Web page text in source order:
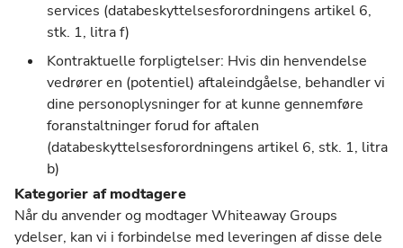
services (databeskyttelsesforordningens artikel 6,
stk. 1, litra f)
Kontraktuelle forpligtelser: Hvis din henvendelse
vedrører en (potentiel) aftaleindgåelse, behandler vi
dine personoplysninger for at kunne gennemføre
foranstaltninger forud for aftalen
(databeskyttelsesforordningens artikel 6, stk. 1, litra
b)
Kategorier af modtagere
Når du anvender og modtager Whiteaway Groups
ydelser, kan vi i forbindelse med leveringen af disse dele